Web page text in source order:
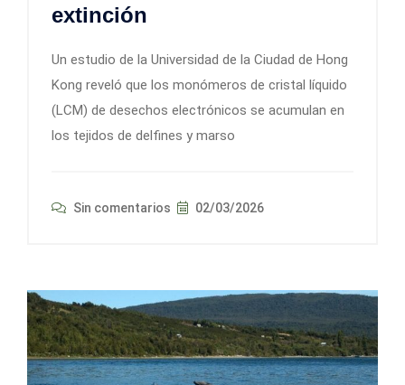
extinción
Un estudio de la Universidad de la Ciudad de Hong
Kong reveló que los monómeros de cristal líquido
(LCM) de desechos electrónicos se acumulan en
los tejidos de delfines y marso
Sin comentarios 02/03/2026